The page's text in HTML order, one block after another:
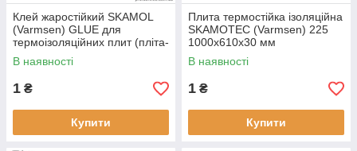
Клей жаростійкий SKAMOL
(Varmsen) GLUE для
термоізоляційних плит (пліта-
пол), 20 кг
В наявності
1 ₴
Купити
Плита термостійка ізоляційна
SKAMOTEC (Varmsen) 225
1000х610х30 мм
В наявності
1 ₴
Купити